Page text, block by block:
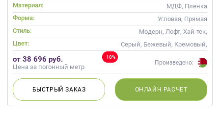
Материал:
МДФ, Пленка
Форма:
Угловая, Прямая
Стиль:
Модерн, Лофт, Хай-тек,
Современные
Цвет:
Серый, Бежевый, Кремовый,
Коричневый, Капучино
-10%
от 38 696 руб.
Цена за погонный метр
Произведено:
БЫСТРЫЙЗАКАЗ ОНЛАЙН РАСЧЕТ